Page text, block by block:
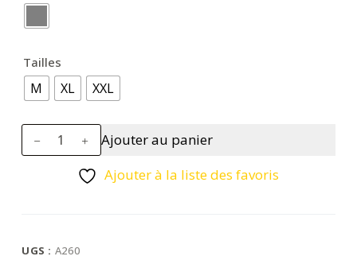
Tailles
M XL XXL
quantité
de
Ajouter au panier
Ajouter à la liste des favoris
UGS : A260